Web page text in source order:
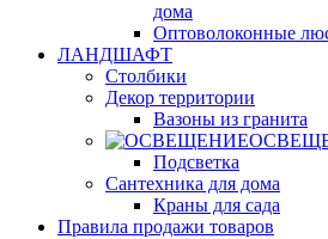
дома
Оптоволоконные
ЛАНДШАФТ
Столбики
Декор территории
Вазоны из гранита
Подсветка
Сантехника для дома
Краны для сада
Правила продажи товаров